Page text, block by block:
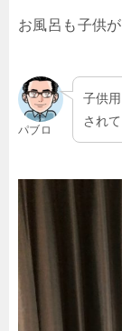
お風呂も子供
パブロ
子供
され